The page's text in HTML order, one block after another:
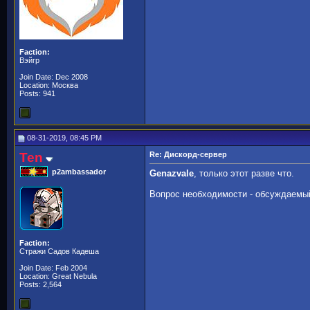
Faction:
Вэйгр
Join Date: Dec 2008
Location: Москва
Posts: 941
08-31-2019, 08:45 PM
Ten
p2ambassador
Faction:
Стражи Садов Кадеша
Join Date: Feb 2004
Location: Great Nebula
Posts: 2,564
Re: Дискорд-сервер
Genazvale, только этот разве что.
Вопрос необходимости -